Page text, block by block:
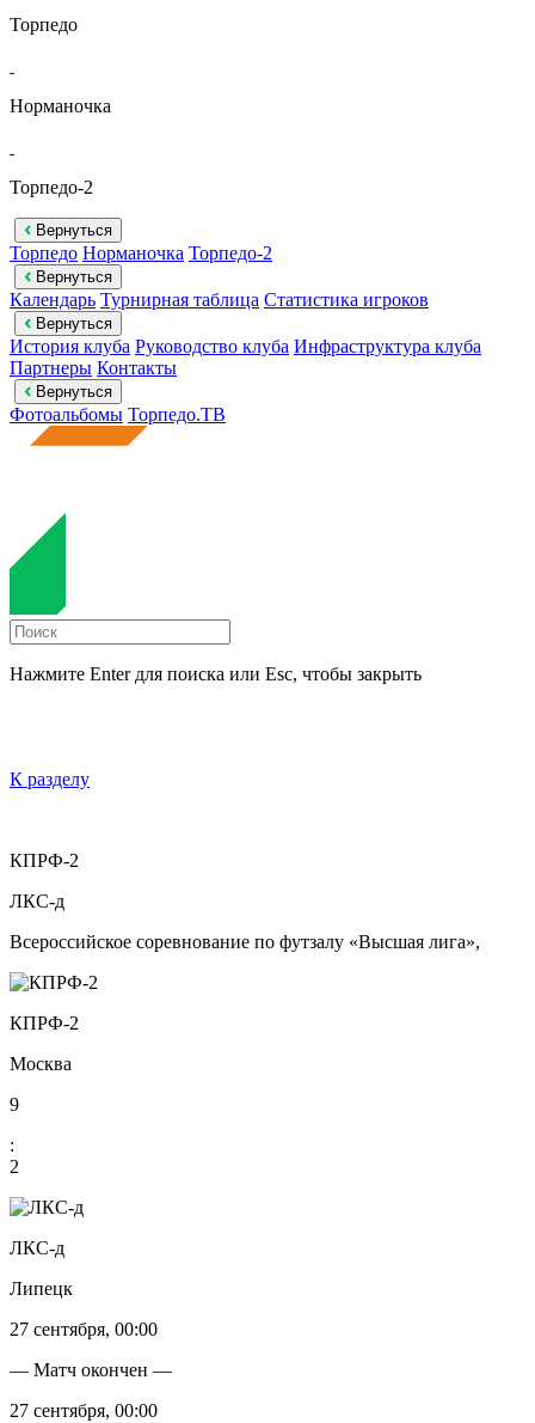
Торпедо
Норманочка
Торпедо-2
Вернуться
Торпедо Норманочка Торпедо-2
Вернуться
Календарь Турнирная таблица Статистика игроков
Вернуться
История клуба Руководство клуба Инфраструктура клуба
Партнеры Контакты
Вернуться
Фотоальбомы Торпедо.ТВ
Нажмите Enter для поиска или Esc, чтобы закрыть
К разделу
КПРФ-2
ЛКС-д
Всероссийское соревнование по футзалу «Высшая лига»,
КПРФ-2
Москва
9
:
2
ЛКС-д
Липецк
27 сентября, 00:00
— Матч окончен —
27 сентября, 00:00